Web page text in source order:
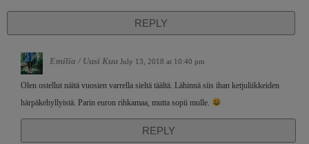
REPLY
Emilia / Uusi Kuu July 13, 2018 at 10:40 pm
Olen ostellut näitä vuosien varrella sieltä täältä. Lähinnä siis ihan ketjuliikkeiden
härpäkehyllyistä. Parin euron rihkamaa, mutta sopii mulle.
REPLY